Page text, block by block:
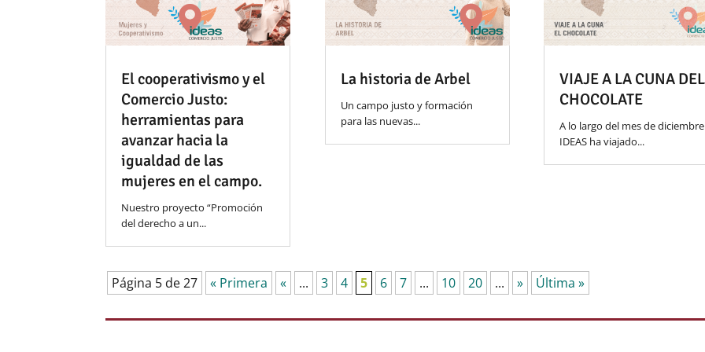
El cooperativismo y el
Comercio Justo:
herramientas para
avanzar hacia la
igualdad de las
mujeres en el campo.
Nuestro proyecto “Promoción
del derecho a un...
La historia de Arbel
Un campo justo y formación
para las nuevas...
VIAJE A LA CUNA DEL
CHOCOLATE
A lo largo del mes de diciembre
IDEAS ha viajado...
Página 5 de 27 « Primera « ... 3 4 5 6 7 ... 10 20 ... » Última »